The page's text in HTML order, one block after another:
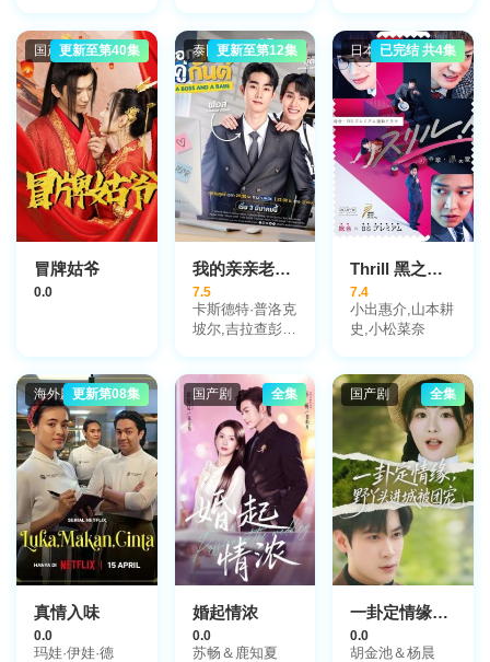
国产剧更新至第40集
冒牌姑爷
0.0
泰国剧更新至第12集
我的亲亲老板宝贝
7.5
卡斯德特·普洛克
坡尔,吉拉查彭·
西,Ohm,Thiphakorn,Thitathan,
辛纳拉·西里朋查
瓦雷,萨塔布·莱
德克,缇欧·提英
纳潘·坦
维,Java,Bhobdhama,Hansa,
利欧·索
塞
日本剧已完结 共4集
Thrill 黑之章 律师 白井真之介的大灾难
7.4
小出惠介,山本耕
史,小松菜奈
海外剧更新第08集
真情入味
0.0
玛娃·伊娃·德
国产剧 全集
婚起情浓
0.0
苏畅＆鹿知夏
国产剧 全集
一卦定情缘，野丫头进城被团宠
0.0
胡金池＆杨晨